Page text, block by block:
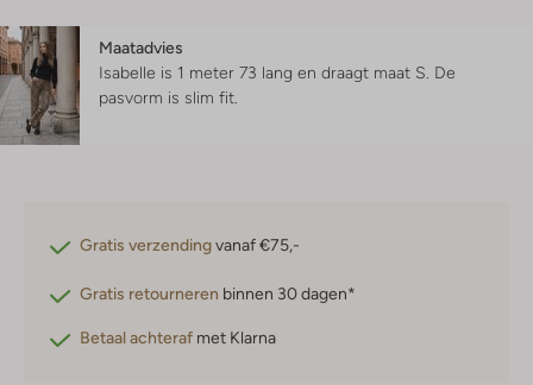
Maatadvies
Isabelle is 1 meter 73 lang en draagt maat S. De
pasvorm is slim fit
Gratis verzendingvanaf €75,-
Gratis retourneren binnen 30 dagen*
Betaal achteraf met Klarna